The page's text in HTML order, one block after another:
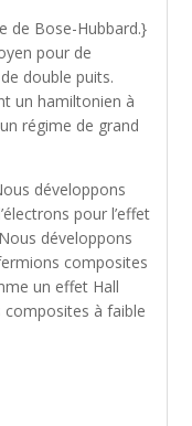
de Bose-Hubbard.}
pour de
double puits.
un hamiltonien à
régime de grand
développons
pour l’effet
développons
composites
un effet Hall
composites à faible